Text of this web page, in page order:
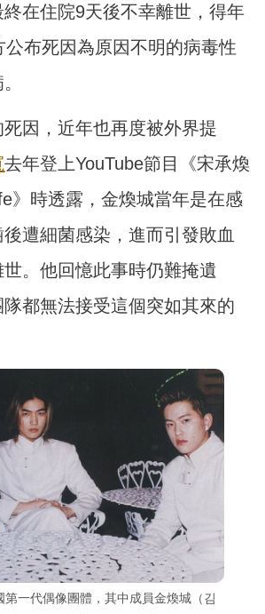
終在住院9天後不幸離世，得年
公布死因為原因不明的病毒性
因，近年也再度被外界提
去年登上YouTube節目《宋承煥
》時透露，金煥城當年是在感
遭細菌感染，進而引發敗血
。他回憶此事時仍難掩遺
都無法接受這個突如其來的
第一代偶像團體，其中成員金煥城（김